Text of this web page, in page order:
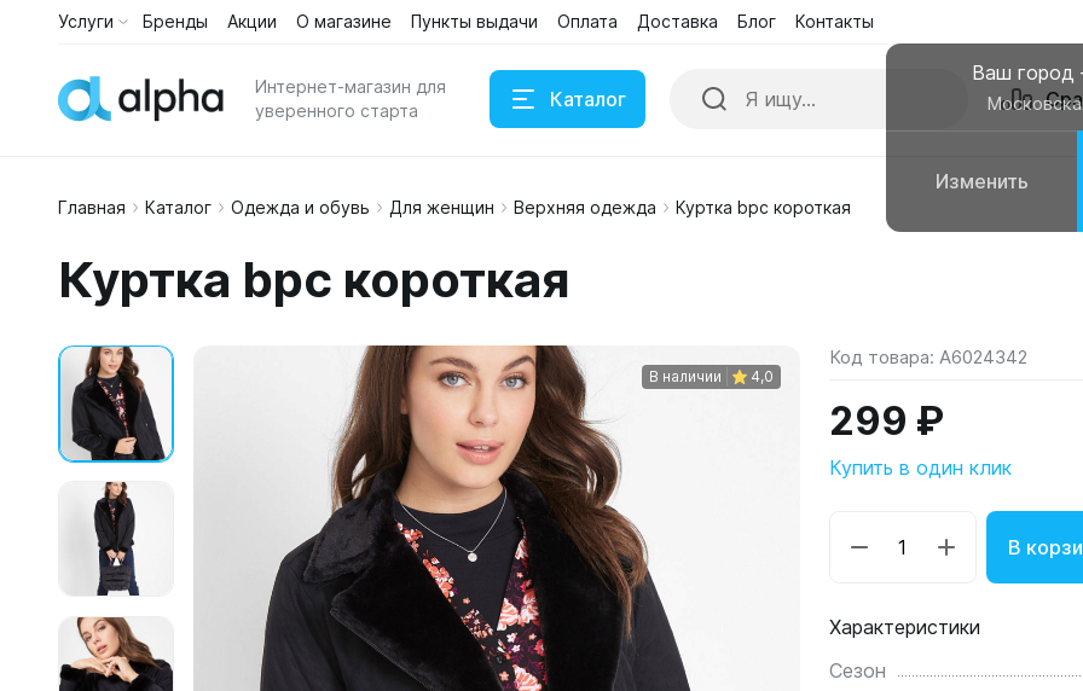
Услуги Бренды Акции О магазине Пункты выдачи Оплата Доставка Блог Контакты
Ваш
Изменить
Интернет-магазин для
уверенного старта
Каталог
Наушники
Портативные колонки
Умные часы
Главная Каталог Одежда и обувь Для женщин Верхняя одежда Куртка bpc короткая
Куртка bpc короткая
В наличии 4,0
Код товара: A6024342
299 ₽
Купить в один клик
В
Характеристики
Сезон